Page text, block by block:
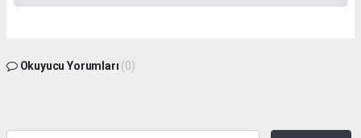
Okuyucu Yorumları (0)